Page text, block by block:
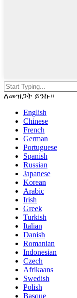
ለመዝጋት ይንኩ።
English
Chinese
French
German
Portuguese
Spanish
Russian
Japanese
Korean
Arabic
Irish
Greek
Turkish
Italian
Danish
Romanian
Indonesian
Czech
Afrikaans
Swedish
Polish
Basque